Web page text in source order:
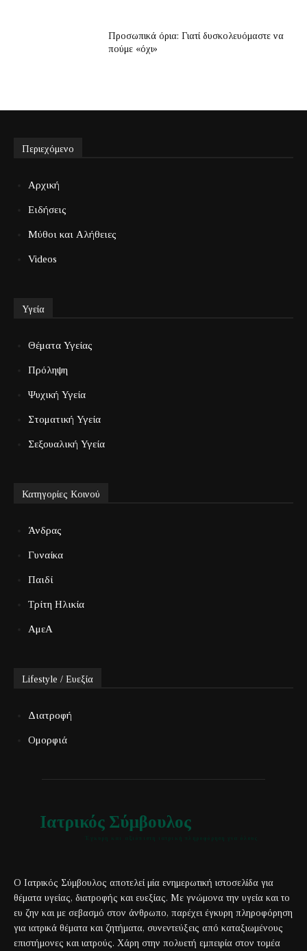
Προσωπικά όρια: Γιατί δυσκολευόμαστε να
πούμε «όχι»
Περιεχόμενο
Αρχική
Ειδήσεις
Μύθοι και Αλήθειες
Videos
Υγεία
Θέματα Υγείας
Πρόληψη
Ψυχική Υγεία
Στοματική Υγεία
Σεξουαλική Υγεία
Κατηγορίες Κοινού
Άνδρας
Γυναίκα
Παιδί
Τρίτη Ηλικία
ΑμεΑ
Lifestyle / Ευεξία
Διατροφή
Ομορφιά
Ιατρικός Σύμβουλος
Ο Ιατρικός Σύμβουλος αποτελεί μία ενημερωτική ιστοσελίδα για
θέματα υγείας, διατροφής και ευεξίας. Με γνώμονα την υγεία και το
ευ ζην και με σεβασμό στον άνθρωπο, παρέχει έγκυρη πληροφόρηση
για ιατρικά θέματα και ζητήματα, συνεντεύξεις από καταξιωμένους
επιστήμονες και ιατρούς. Χάρη στην πολυετή εμπειρία στον τομέα